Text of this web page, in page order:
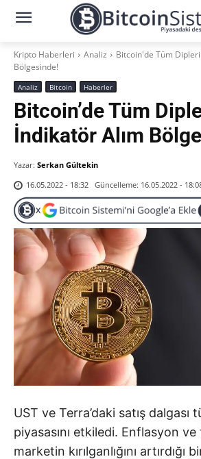
Kripto Haberleri Analiz
Bitcoin'de Tüm
Bölgesinde!
Analiz Bitcoin Haberler
Bitcoin’de Tüm
İndikatör Alım
Yazar: Serkan Gültekin
16.05.2022 - 18:32 Güncelleme: 16.05.2022 -
UST ve Terra’daki satış dalgası
piyasasını etkiledi. Enflasyon ve
marketin kırılganlığını artırdığı